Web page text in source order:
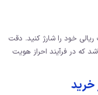
خود را شارژ کنید. دقت
که در فرآیند احراز هویت